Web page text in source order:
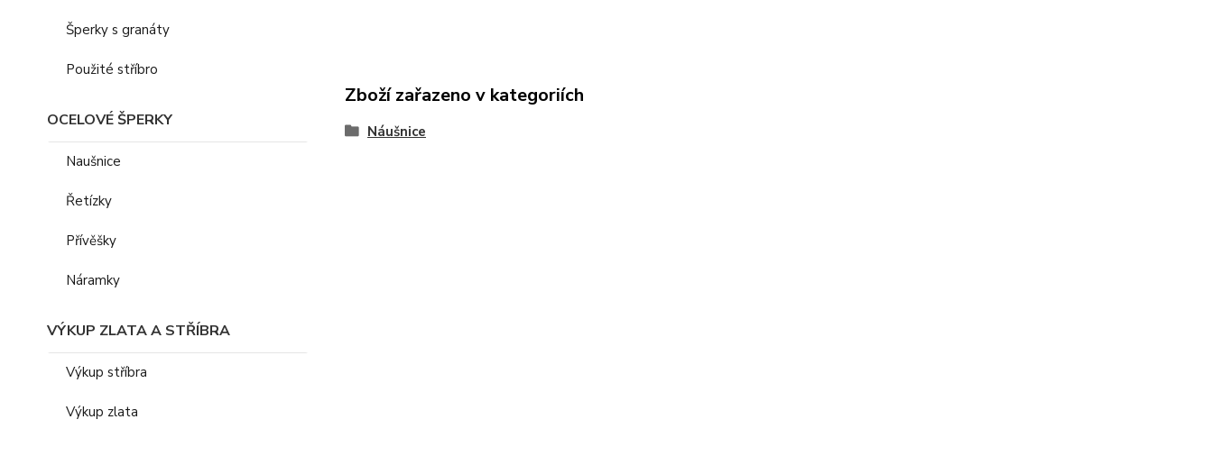
Šperky s granáty
Použité stříbro
OCELOVÉ ŠPERKY
Naušnice
Řetízky
Přívěšky
Náramky
VÝKUP ZLATA A STŘÍBRA
Výkup stříbra
Výkup zlata
Zboží zařazeno v kategoriích
Náušnice